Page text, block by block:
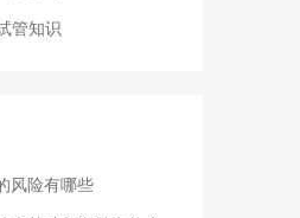
管知识
风险有哪些